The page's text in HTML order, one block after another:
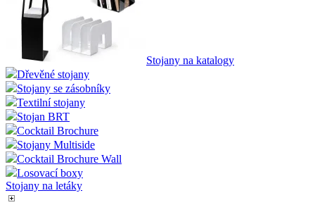
Stojany na katalogy
Dřevěné stojany
Stojany se zásobníky
Textilní stojany
Stojan BRT
Cocktail Brochure
Stojany Multiside
Cocktail Brochure Wall
Losovací boxy
Stojany na letáky